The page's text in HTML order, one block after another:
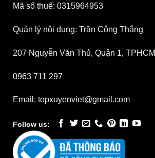
Mã số thuế: 0315964953
Quản lý nội dung: Trần Công Thắng
207 Nguyễn Văn Thủ, Quận 1, TPHCM
0963 711 297
Email: topxuyenviet@gmail.com
Follow us: